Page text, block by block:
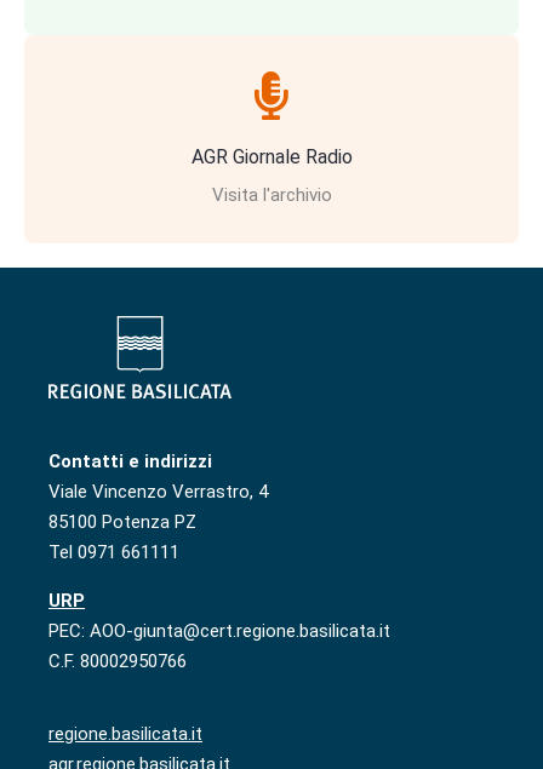
AGR Giornale Radio
Visita l'archivio
Contatti e indirizzi
Viale Vincenzo Verrastro, 4
85100 Potenza PZ
Tel 0971 661111
URP
PEC: AOO-giunta@cert.regione.basilicata.it
C.F. 80002950766
regione.basilicata.it
agr.regione.basilicata.it